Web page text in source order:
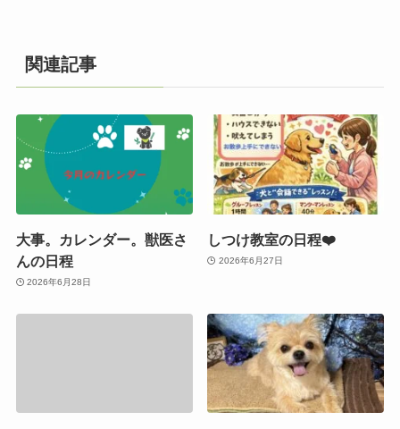
関連記事
大事。カレンダー。獣医さ
んの日程
2026年6月28日
しつけ教室の日程❤️
2026年6月27日